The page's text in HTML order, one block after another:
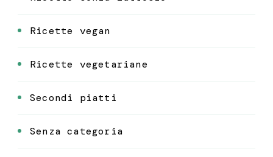
Ricette vegan
Ricette vegetariane
Secondi piatti
Senza categoria